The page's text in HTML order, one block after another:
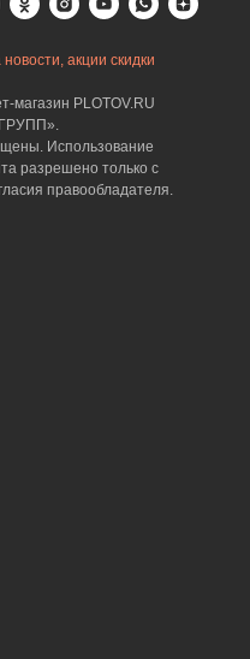
акции скидки
магазин PLOTOV.RU
Использование
разрешено только с
правообладателя.